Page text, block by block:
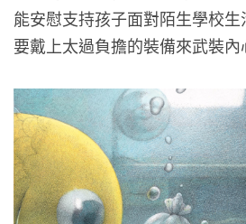
能安慰支持孩子面對陌生學校
要戴上太過負擔的裝備來武裝內